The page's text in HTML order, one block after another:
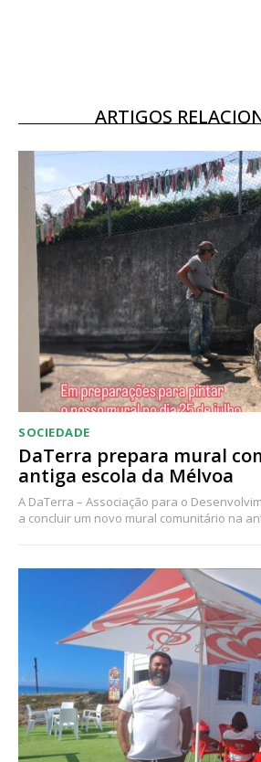
Acesso ao conteúdo online
Acesso aos conteúdos
assinantes
Ofertas para assinatura anual
Escolha o plano
ARTIGOS
SOCIEDADE
DaTerra prepara mural
antiga escola da Mélvoa
A DaTerra – Associação para o
a concluir um novo mural comunitário na